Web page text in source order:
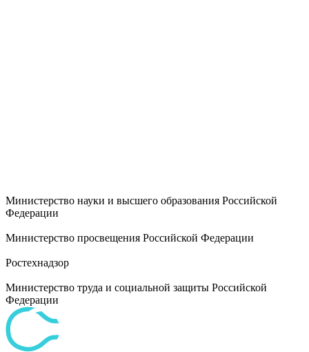
Министерство науки и высшего образования Российской
Федерации
Министерство просвещения Российской Федерации
Ростехнадзор
Министерство труда и социальной защиты Российской
Федерации